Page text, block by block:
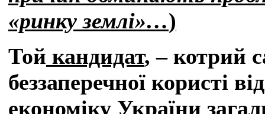
«ринку землі»…)
Той кандидат, – котрий
беззаперечної користі
економіку України